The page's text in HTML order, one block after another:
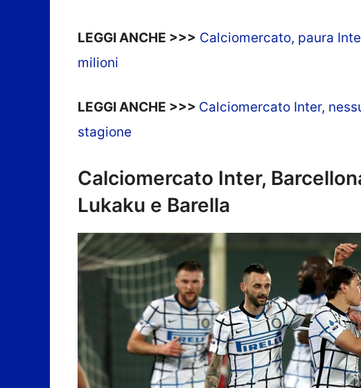
LEGGI ANCHE >>> Calciomercato, paura
milioni
LEGGI ANCHE >>> Calciomercato Inter,
stagione
Calciomercato Inter,
Lukaku e Barella